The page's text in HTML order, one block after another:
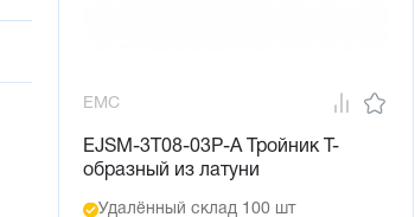
EMC
EJSM-3T08-03P-A Тройник Т-
образный из латуни
Удалённый склад 100 шт